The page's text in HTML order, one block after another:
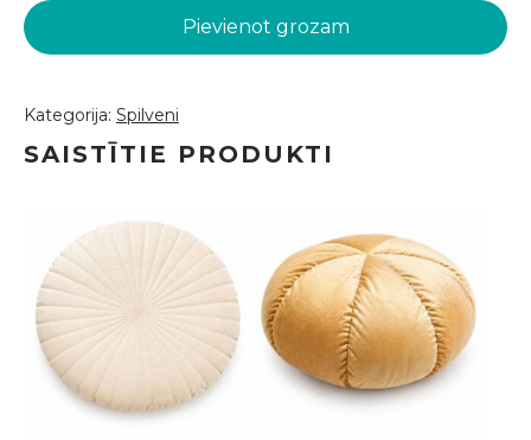
(DSP112)
daudzums
Pievienot grozam
Kategorija: Spilveni
SAISTĪTIE PRODUKTI